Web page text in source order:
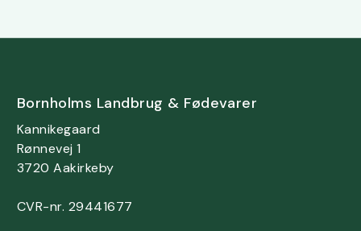
Bornholms Landbrug & Fødevarer
Kannikegaard
Rønnevej 1
3720 Aakirkeby
CVR-nr. 29441677